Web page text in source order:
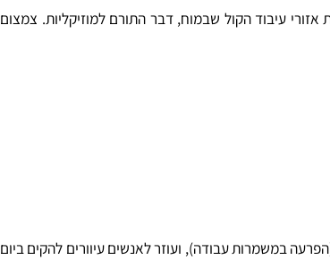
עיבוד הקול שבמוח, דבר התורם למוזיקליות. צמצום